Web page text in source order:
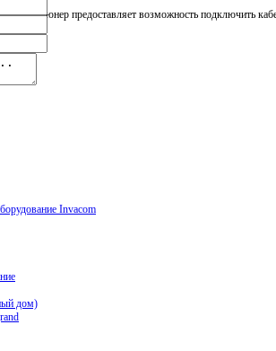
что тюнер предоставляет возможность подключить
Invacom
дом)